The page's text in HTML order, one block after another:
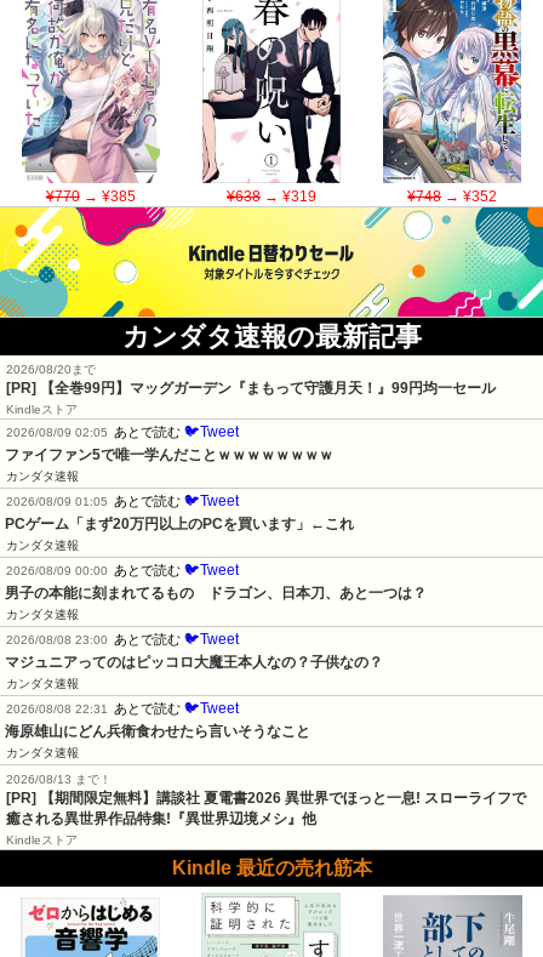
¥770→ ¥385 ¥638→ ¥319 ¥748→ ¥352
カンダタ速報の最新記事
2026/08/20まで
[PR] 【全巻99円】マッグガーデン『まもって守護月天！』99円均一セール
Kindleストア
2026/08/09 02:05
あとで読む 🐦Tweet
ファイファン5で唯一学んだことｗｗｗｗｗｗｗｗ
カンダタ速報
2026/08/09 01:05
あとで読む 🐦Tweet
PCゲーム「まず20万円以上のPCを買います」←これ
カンダタ速報
2026/08/09 00:00
あとで読む 🐦Tweet
男子の本能に刻まれてるもの　ドラゴン、日本刀、あと一つは？
カンダタ速報
2026/08/08 23:00
あとで読む 🐦Tweet
マジュニアってのはピッコロ大魔王本人なの？子供なの？
カンダタ速報
2026/08/08 22:31
あとで読む 🐦Tweet
海原雄山にどん兵衛食わせたら言いそうなこと
カンダタ速報
2026/08/13 まで！
[PR] 【期間限定無料】講談社 夏電書2026 異世界でほっと一息! スローライフで
癒される異世界作品特集!『異世界辺境メシ』他
Kindleストア
Kindle 最近の売れ筋本